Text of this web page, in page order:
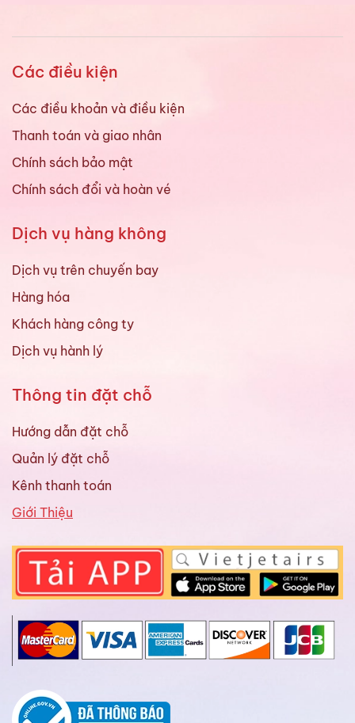
Các điều kiện
Các điều khoản và điều kiện
Thanh toán và giao nhân
Chính sách bảo mật
Chính sách đổi và hoàn vé
Dịch vụ hàng không
Dịch vụ trên chuyến bay
Hàng hóa
Khách hàng công ty
Dịch vụ hành lý
Thông tin đặt chỗ
Hướng dẫn đặt chỗ
Quản lý đặt chỗ
Kênh thanh toán
Giới Thiệu